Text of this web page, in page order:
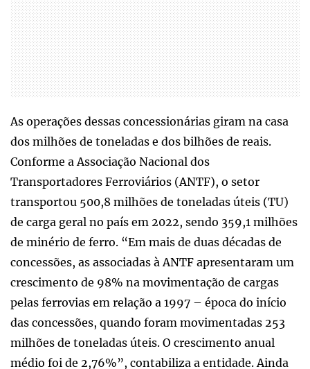
As operações dessas concessionárias giram na casa
dos milhões de toneladas e dos bilhões de reais.
Conforme a Associação Nacional dos
Transportadores Ferroviários (ANTF), o setor
transportou 500,8 milhões de toneladas úteis (TU)
de carga geral no país em 2022, sendo 359,1 milhões
de minério de ferro. “Em mais de duas décadas de
concessões, as associadas à ANTF apresentaram um
crescimento de 98% na movimentação de cargas
pelas ferrovias em relação a 1997 – época do início
das concessões, quando foram movimentadas 253
milhões de toneladas úteis. O crescimento anual
médio foi de 2,76%”, contabiliza a entidade. Ainda